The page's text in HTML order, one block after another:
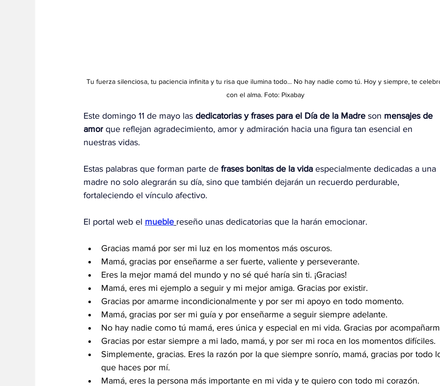
Tu fuerza silenciosa, tu paciencia infinita y tu risa que ilumina todo... No hay nadie como tú. Hoy y siempre, te
con el alma. Foto: Pixabay
Este domingo 11 de mayo las dedicatorias y frases para el Día de la Madre son mensajes de
amor que reflejan agradecimiento, amor y admiración hacia una figura tan esencial en
nuestras vidas.
Estas palabras que forman parte de frases bonitas de la vida especialmente dedicadas a una
madre no solo alegrarán su día, sino que también dejarán un recuerdo perdurable,
fortaleciendo el vínculo afectivo.
El portal web el mueble reseño unas dedicatorias que la harán emocionar.
Gracias mamá por ser mi luz en los momentos más oscuros.
Mamá, gracias por enseñarme a ser fuerte, valiente y perseverante.
Eres la mejor mamá del mundo y no sé qué haría sin ti. ¡Gracias!
Mamá, eres mi ejemplo a seguir y mi mejor amiga. Gracias por existir.
Gracias por amarme incondicionalmente y por ser mi apoyo en todo momento.
Mamá, gracias por ser mi guía y por enseñarme a seguir siempre adelante.
No hay nadie como tú mamá, eres única y especial en mi vida. Gracias por
Gracias por estar siempre a mi lado, mamá, y por ser mi roca en los momentos difíciles.
Simplemente, gracias. Eres la razón por la que siempre sonrío, mamá, gracias por todo
que haces por mí.
Mamá, eres la persona más importante en mi vida y te quiero con todo mi corazón.